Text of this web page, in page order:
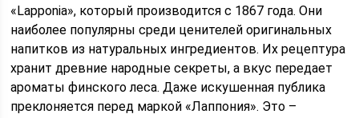
«Lapponiа», который производится с 1867 года. Они
наиболее популярны среди ценителей оригинальных
напитков из натуральных ингредиентов. Их рецептура
хранит древние народные секреты, а вкус передает
ароматы финского леса. Даже искушенная публика
преклоняется перед маркой «Лаппония». Это –